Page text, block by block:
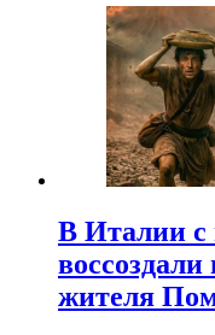
В Италии
жителя